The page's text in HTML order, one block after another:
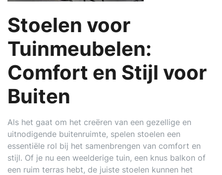
Stoelen voor
Tuinmeubelen:
Comfort en Stijl voor
Buiten
Als het gaat om het creëren van een gezellige en
uitnodigende buitenruimte, spelen stoelen een
essentiële rol bij het samenbrengen van comfort en
stijl. Of je nu een weelderige tuin, een knus balkon of
een ruim terras hebt, de juiste stoelen kunnen het